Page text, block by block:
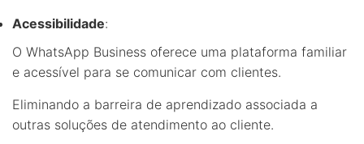
Acessibilidade:
O WhatsApp Business oferece uma plataforma familiar
e acessível para se comunicar com clientes.
Eliminando a barreira de aprendizado associada a
outras soluções de atendimento ao cliente.